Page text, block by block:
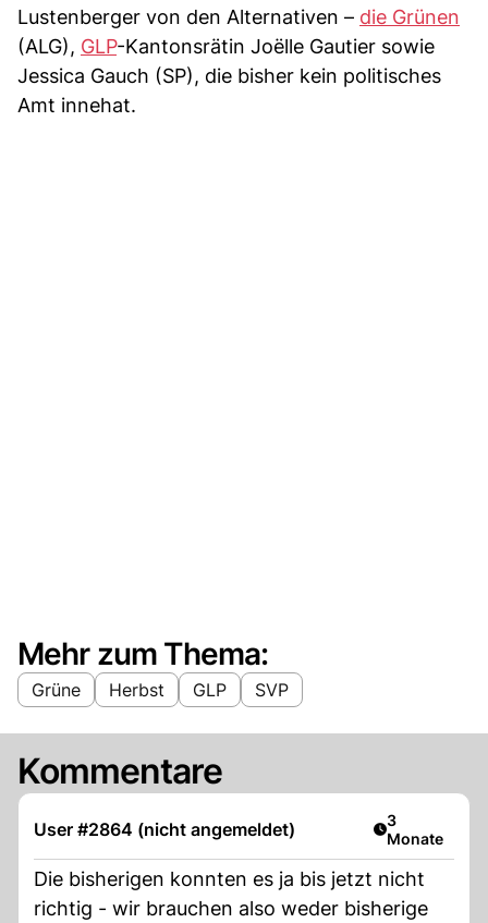
Lustenberger von den Alternativen – die Grünen
(ALG), GLP-Kantonsrätin Joëlle Gautier sowie
Jessica Gauch (SP), die bisher kein politisches
Amt innehat.
Mehr zum Thema:
Grüne Herbst GLP SVP
Kommentare
User #2864 (nicht angemeldet) Artikel
3
Monate
Die bisherigen konnten es ja bis jetzt nicht
richtig - wir brauchen also weder bisherige